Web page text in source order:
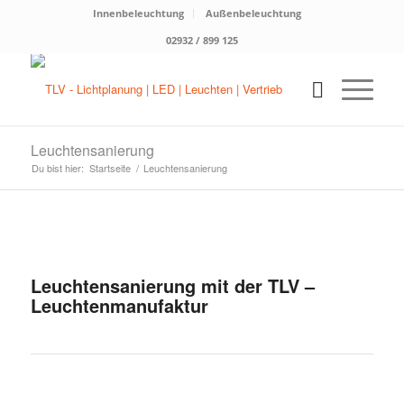
Innenbeleuchtung
Außenbeleuchtung
02932 / 899 125
Leuchtensanierung
Du bist hier: Startseite / Leuchtensanierung
Leuchtensanierung mit der TLV –
Leuchtenmanufaktur